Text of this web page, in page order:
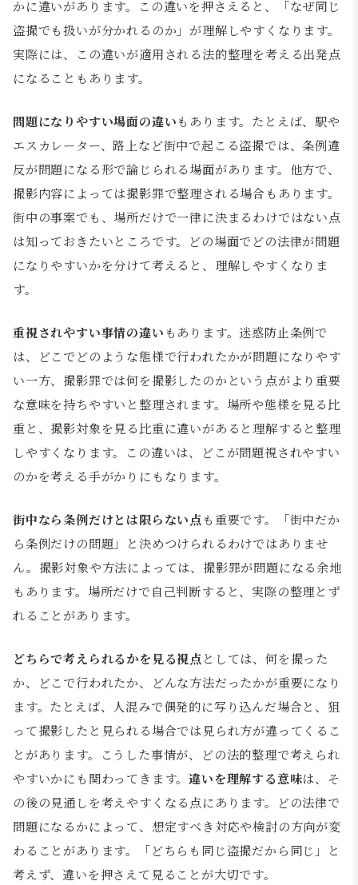
かに違いがあります。この違いを押さえると、「なぜ同じ
盗撮でも扱いが分かれるのか」が理解しやすくなります。
実際には、この違いが適用される法的整理を考える出発点
になることもあります。
問題になりやすい場面の違いもあります。たとえば、駅や
エスカレーター、路上など街中で起こる盗撮では、条例違
反が問題になる形で論じられる場面があります。他方で、
撮影内容によっては撮影罪で整理される場合もあります。
街中の事案でも、場所だけで一律に決まるわけではない点
は知っておきたいところです。どの場面でどの法律が問題
になりやすいかを分けて考えると、理解しやすくなりま
す。
重視されやすい事情の違い もあります。迷惑防止条例で
は、どこでどのような態様で行われたかが問題になりやす
い一方、撮影罪では何を撮影したのかという点がより重要
な意味を持ちやすいと整理されます。場所や態様を見る比
重と、撮影対象を見る比重に違いがあると理解すると整理
しやすくなります。この違いは、どこが問題視されやすい
のかを考える手がかりにもなります。
街中なら条例だけとは限らない点も重要です。「街中だか
ら条例だけの問題」と決めつけられるわけではありませ
ん。撮影対象や方法によっては、撮影罪が問題になる余地
もあります。場所だけで自己判断すると、実際の整理とず
れることがあります。
どちらで考えられるかを見る視点としては、何を撮った
か、どこで行われたか、どんな方法だったかが重要になり
ます。たとえば、人混みで偶発的に写り込んだ場合と、狙
って撮影したと見られる場合では見られ方が違ってくるこ
とがあります。こうした事情が、どの法的整理で考えられ
やすいかにも関わってきます。違いを理解する意味は、そ
の後の見通しを考えやすくなる点にあります。どの法律で
問題になるかによって、想定すべき対応や検討の方向が変
わることがあります。「どちらも同じ盗撮だから同じ」と
考えず、違いを押さえて見ることが大切です。